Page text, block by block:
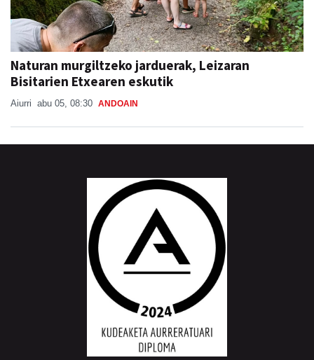
Naturan murgiltzeko jarduerak, Leizaran
Bisitarien Etxearen eskutik
Aiurri abu 05, 08:30 ANDOAIN